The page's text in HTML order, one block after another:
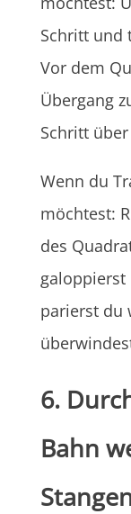
Schritt und
Vor dem
Übergang
Schritt
Wenn du
möchtest:
des
galoppierst
parierst du
6.
Bahn